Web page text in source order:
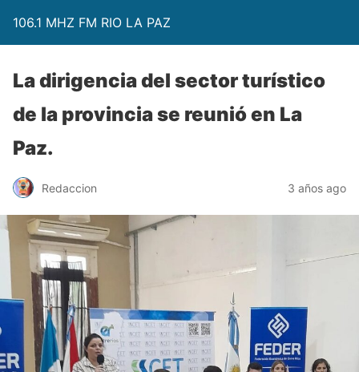
106.1 MHZ FM RIO LA PAZ
La dirigencia del sector turístico
de la provincia se reunió en La
Paz.
Redaccion 3 años ago